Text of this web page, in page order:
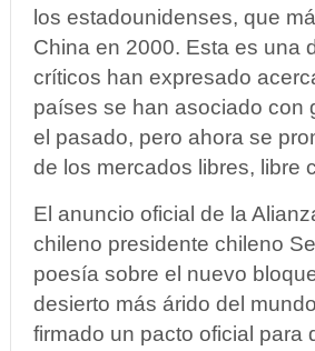
los estadounidenses, que
China en 2000. Esta es una
críticos han expresado
países se han asociado con
el pasado, pero ahora se
de los mercados libres, libre
El anuncio oficial de la
chileno presidente chileno
poesía sobre el nuevo
desierto más árido del
firmado un pacto oficial para